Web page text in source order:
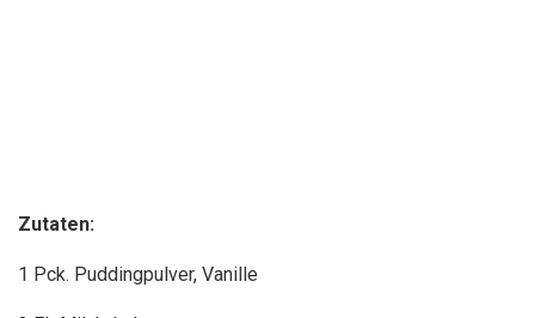
Zutaten:
1 Pck. Puddingpulver, Vanille